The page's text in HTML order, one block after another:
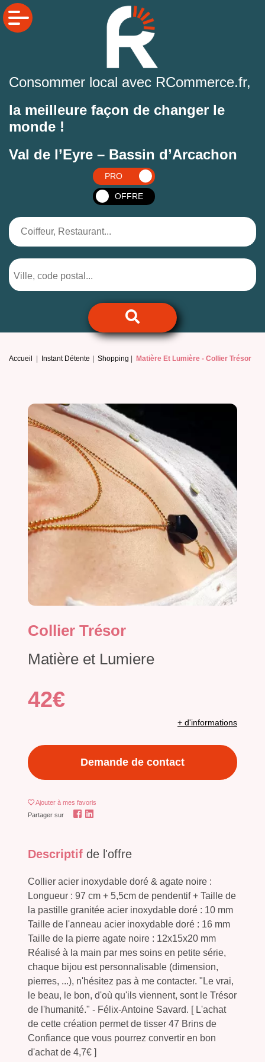
Consommer local avec RCommerce.fr,
la meilleure façon de changer le
monde !
Val de l’Eyre – Bassin d’Arcachon
PRO
OFFRE
Accueil Instant Détente Shopping Matière Et Lumière -Collier Trésor
Collier Trésor
Matière et Lumiere
42€
+ d'informations
Demande de contact
Ajouter à mes favoris
Partager sur
Descriptif de l'offre
Collier acier inoxydable doré & agate noire :
Longueur : 97 cm + 5,5cm de pendentif + Taille de
la pastille granitée acier inoxydable doré : 10 mm
Taille de l'anneau acier inoxydable doré : 16 mm
Taille de la pierre agate noire : 12x15x20 mm
Réalisé à la main par mes soins en petite série,
chaque bijou est personnalisable (dimension,
pierres, ...), n'hésitez pas à me contacter. "Le vrai,
le beau, le bon, d'où qu'ils viennent, sont le Trésor
de l'humanité." - Félix-Antoine Savard. [ L'achat
de cette création permet de tisser 47 Brins de
Confiance que vous pourrez convertir en bon
d'achat de 4,7€ ]